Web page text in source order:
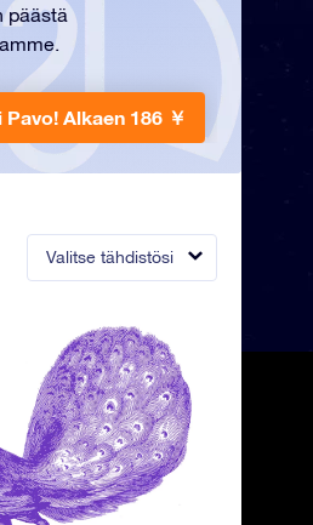
Valitse tähdistösi
päästä
Pavo! Alkaen 186 ￥